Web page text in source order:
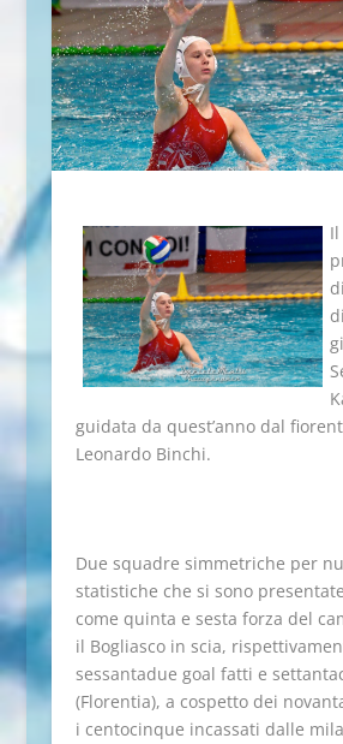
guidata da quest’anno dal
Leonardo Binchi.
Due squadre simmetriche per
statistiche che si sono
come quinta e sesta forza del
il Bogliasco in scia,
sessantadue goal fatti e
(Florentia), a cospetto dei
i centocinque incassati dalle